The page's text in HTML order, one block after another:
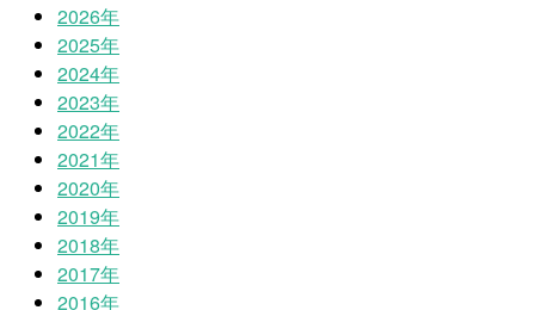
2026年
2025年
2024年
2023年
2022年
2021年
2020年
2019年
2018年
2017年
2016年